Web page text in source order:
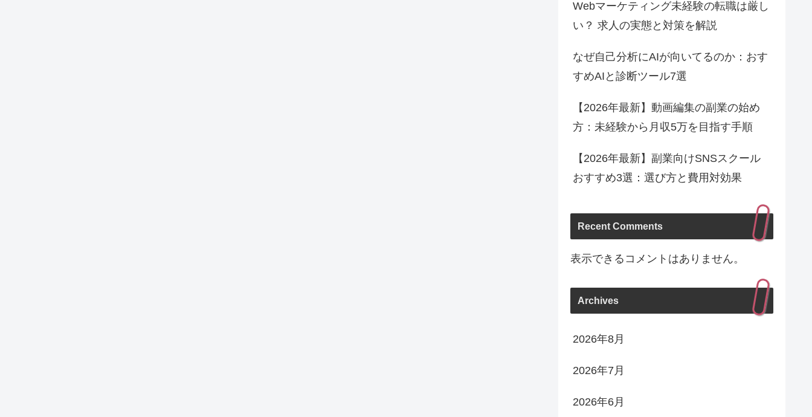
Webマーケティング未経験の転職は厳し
い？ 求人の実態と対策を解説
なぜ自己分析にAIが向いてるのか：おす
すめAIと診断ツール7選
【2026年最新】動画編集の副業の始め
方：未経験から月収5万を目指す手順
【2026年最新】副業向けSNSスクール
おすすめ3選：選び方と費用対効果
Recent Comments
表示できるコメントはありません。
Archives
2026年8月
2026年7月
2026年6月